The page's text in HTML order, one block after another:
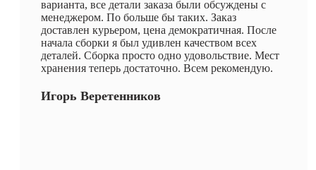
варианта, все детали заказа были обсуждены с
менеджером. По больше бы таких. Заказ
доставлен курьером, цена демократичная. После
начала сборки я был удивлен качеством всех
деталей. Сборка просто одно удовольствие. Мест
хранения теперь достаточно. Всем рекомендую.
Игорь Веретенников